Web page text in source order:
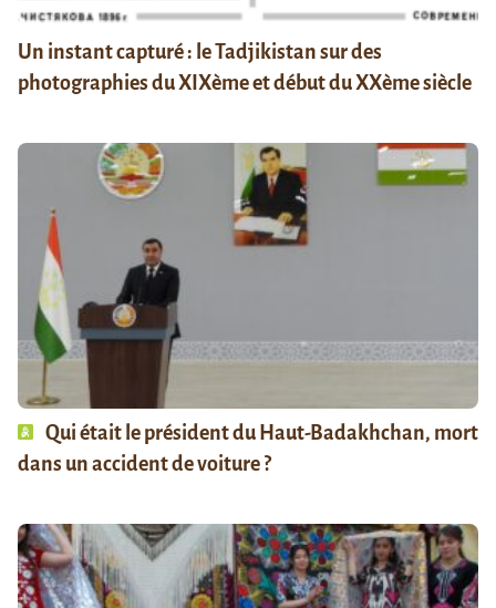
Un instant capturé : le Tadjikistan sur des
photographies du XIXème et début du XXème siècle
Qui était le président du Haut-Badakhchan, mort
dans un accident de voiture ?